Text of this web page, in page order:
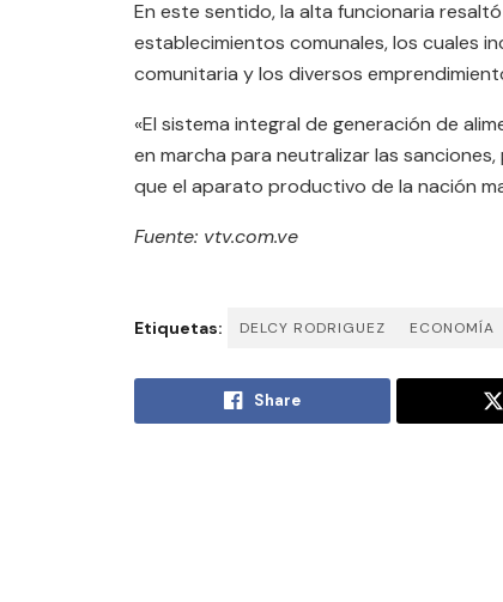
En este sentido, la alta funcionaria
establecimientos comunales, los cuales
comunitaria y los diversos
«El sistema integral de generación de
en marcha para neutralizar las
que el aparato productivo de la nación
Fuente: vtv.com.ve
Etiquetas: DELCY RODRIGUEZ ECONOMÍA
Share